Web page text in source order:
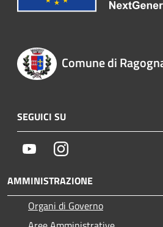
Comune di
SEGUICI SU
YoutubeInstagram
AMMINISTRAZIONE
Organi di Governo